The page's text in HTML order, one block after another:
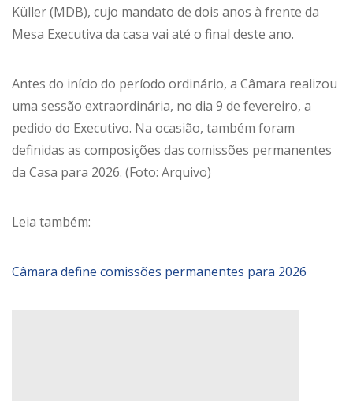
Küller (MDB), cujo mandato de dois anos à frente da
Mesa Executiva da casa vai até o final deste ano.
Antes do início do período ordinário, a Câmara realizou
uma sessão extraordinária, no dia 9 de fevereiro, a
pedido do Executivo. Na ocasião, também foram
definidas as composições das comissões permanentes
da Casa para 2026. (Foto: Arquivo)
Leia também:
Câmara define comissões permanentes para 2026